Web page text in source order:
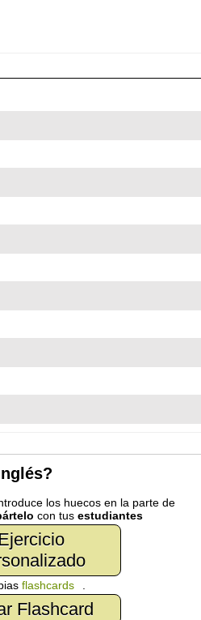
los huecos en la parte de
con tus estudiantes
flashcards
Flashcard